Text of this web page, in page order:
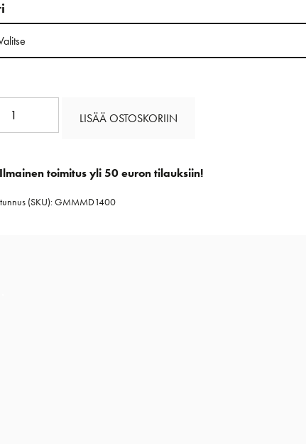
LISÄÄ OSTOSKORIIN
Ilmainen toimitus yli 50 euron tilauksiin!
(SKU):GMMMD1400